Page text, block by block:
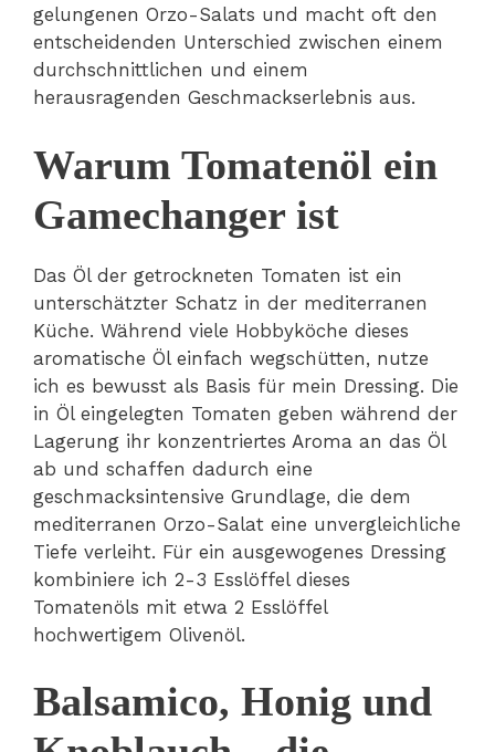
gelungenen Orzo-Salats und macht oft den
entscheidenden Unterschied zwischen einem
durchschnittlichen und einem
herausragenden Geschmackserlebnis aus.
Warum Tomatenöl ein
Gamechanger ist
Das Öl der getrockneten Tomaten ist ein
unterschätzter Schatz in der mediterranen
Küche. Während viele Hobbyköche dieses
aromatische Öl einfach wegschütten, nutze
ich es bewusst als Basis für mein Dressing. Die
in Öl eingelegten Tomaten geben während der
Lagerung ihr konzentriertes Aroma an das Öl
ab und schaffen dadurch eine
geschmacksintensive Grundlage, die dem
mediterranen Orzo-Salat eine unvergleichliche
Tiefe verleiht. Für ein ausgewogenes Dressing
kombiniere ich 2-3 Esslöffel dieses
Tomatenöls mit etwa 2 Esslöffel
hochwertigem Olivenöl.
Balsamico, Honig und